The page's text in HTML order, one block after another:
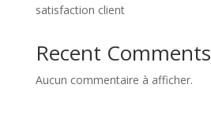
satisfaction client
Recent Comments
Aucun commentaire à afficher.